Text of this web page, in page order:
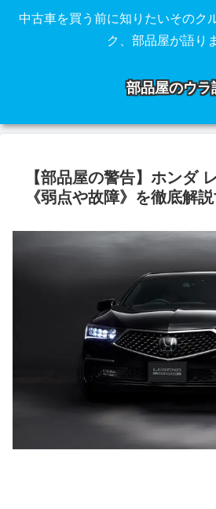
中古車を買う前に知りたいそのク
ク、部品屋が語り
部品屋のウラ
【部品屋の警告】ホンダ
《弱点や故障》を徹底解